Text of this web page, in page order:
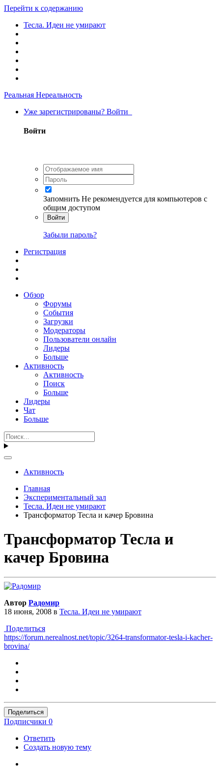
Перейти к содержанию
Тесла. Идеи не умирают
Реальная Нереальность
Уже зарегистрированы? Войти
Войти
Запомнить Не рекомендуется для компьютеров с
общим доступом
Войти
Забыли пароль?
Регистрация
Обзор
Форумы
События
Загрузки
Модераторы
Пользователи онлайн
Лидеры
Больше
Активность
Активность
Поиск
Больше
Лидеры
Чат
Больше
Активность
Главная
Экспериментальный зал
Тесла. Идеи не умирают
Трансформатор Тесла и качер Бровина
Трансформатор Тесла и
качер Бровина
Автор Радомир
18 июня, 2008 в Тесла. Идеи не умирают
Поделиться
https://forum.nerealnost.net/topic/3264-transformator-tesla-i-kacher-
brovina/
Поделиться
Подписчики 0
Ответить
Создать новую тему